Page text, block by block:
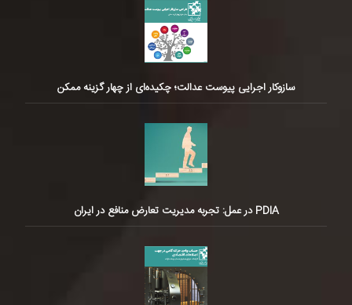
سازوکار اجرایی پیوست عدالت؛ چکیده‌ای از چهار گزینه ممکن
PDIA در عمل: تجربه مدیریت تعارض منافع در ایران